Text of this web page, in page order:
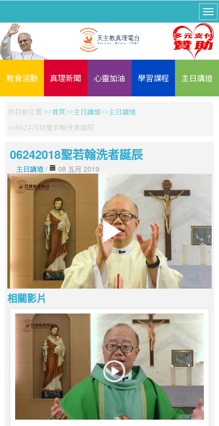
教會活動 真理新聞 心靈加油 學習課程 主日講道
你目前位置: 首頁 主日講道
主日講道
06242018聖若翰洗者誕辰
06242018聖若翰洗者誕辰
主日講道 / 08 五月 2019
相關影片